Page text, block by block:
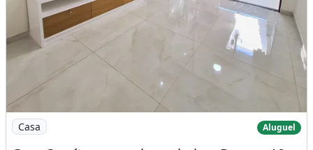
Imagem: Casa 3 suítes para alugar bairro Parque
Casa Aluguel